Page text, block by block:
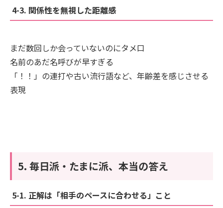
4-3. 関係性を無視した距離感
まだ数回しか会っていないのにタメ口
名前のあだ名呼びが早すぎる
「！！」の連打や古い流行語など、年齢差を感じさせる
表現
5. 毎日派・たまに派、本当の答え
5-1. 正解は「相手のペースに合わせる」こと